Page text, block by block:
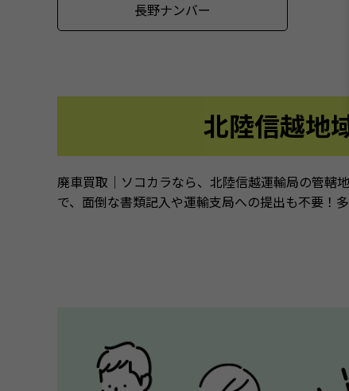
長野ナンバー
北陸信越地
廃車買取｜ソコカラなら、北陸信越運輸局の管轄
で、面倒な書類記入や運輸支局への提出も不要！